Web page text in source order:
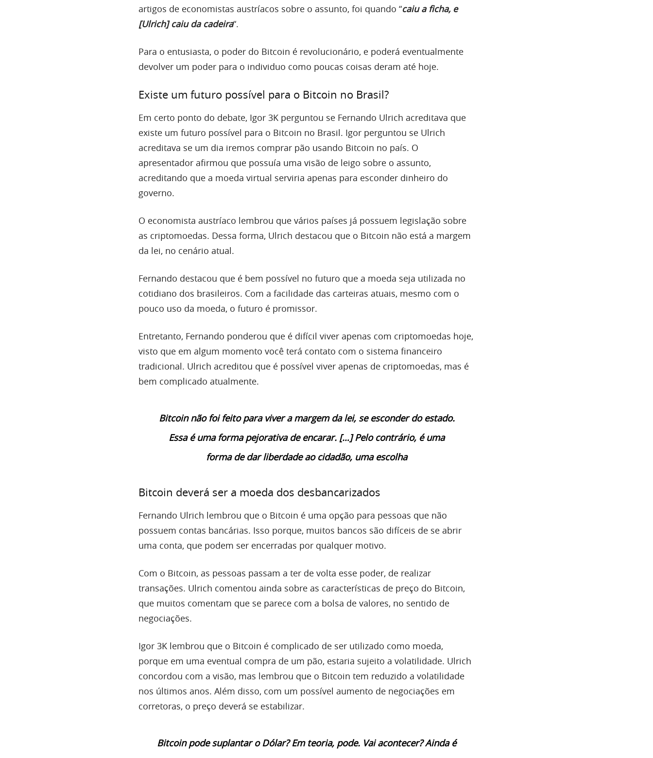
artigos de economistas austríacos sobre o assunto, foi quando “caiu a ficha, e
[Ulrich] caiu da cadeira“.
Para o entusiasta, o poder do Bitcoin é revolucionário, e poderá eventualmente
devolver um poder para o individuo como poucas coisas deram até hoje.
Existe um futuro possível para o Bitcoin no Brasil?
Em certo ponto do debate, Igor 3K perguntou se Fernando Ulrich acreditava que
existe um futuro possível para o Bitcoin no Brasil. Igor perguntou se Ulrich
acreditava se um dia iremos comprar pão usando Bitcoin no país. O
apresentador afirmou que possuía uma visão de leigo sobre o assunto,
acreditando que a moeda virtual serviria apenas para esconder dinheiro do
governo.
O economista austríaco lembrou que vários países já possuem legislação sobre
as criptomoedas. Dessa forma, Ulrich destacou que o Bitcoin não está a margem
da lei, no cenário atual.
Fernando destacou que é bem possível no futuro que a moeda seja utilizada no
cotidiano dos brasileiros. Com a facilidade das carteiras atuais, mesmo com o
pouco uso da moeda, o futuro é promissor.
Entretanto, Fernando ponderou que é difícil viver apenas com criptomoedas hoje,
visto que em algum momento você terá contato com o sistema financeiro
tradicional. Ulrich acreditou que é possível viver apenas de criptomoedas, mas é
bem complicado atualmente.
Bitcoin não foi feito para viver a margem da lei, se esconder do estado.
Essa é uma forma pejorativa de encarar. […] Pelo contrário, é uma
forma de dar liberdade ao cidadão, uma escolha
Bitcoin deverá ser a moeda dos desbancarizados
Fernando Ulrich lembrou que o Bitcoin é uma opção para pessoas que não
possuem contas bancárias. Isso porque, muitos bancos são difíceis de se abrir
uma conta, que podem ser encerradas por qualquer motivo.
Com o Bitcoin, as pessoas passam a ter de volta esse poder, de realizar
transações. Ulrich comentou ainda sobre as características de preço do Bitcoin,
que muitos comentam que se parece com a bolsa de valores, no sentido de
negociações.
Igor 3K lembrou que o Bitcoin é complicado de ser utilizado como moeda,
porque em uma eventual compra de um pão, estaria sujeito a volatilidade. Ulrich
concordou com a visão, mas lembrou que o Bitcoin tem reduzido a volatilidade
nos últimos anos. Além disso, com um possível aumento de negociações em
corretoras, o preço deverá se estabilizar.
Bitcoin pode suplantar o Dólar? Em teoria, pode. Vai acontecer? Ainda é